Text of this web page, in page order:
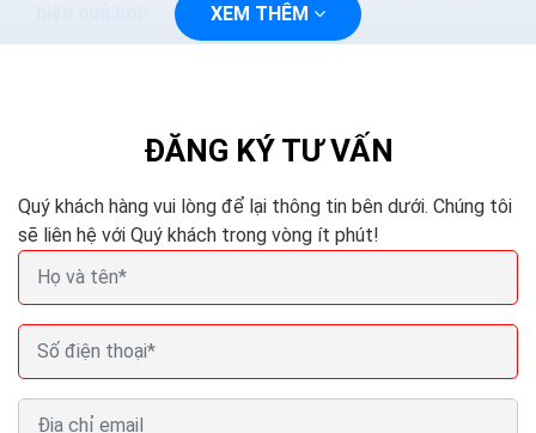
Khách hàng bây giờ không mong đợi chỉ thấy văn bản
XEM THÊM
ĐĂNG KÝ TƯ VẤN
Quý khách hàng vui lòng để lại thông tin bên dưới. Chúng tôi
sẽ liên hệ với Quý khách trong vòng ít phút!